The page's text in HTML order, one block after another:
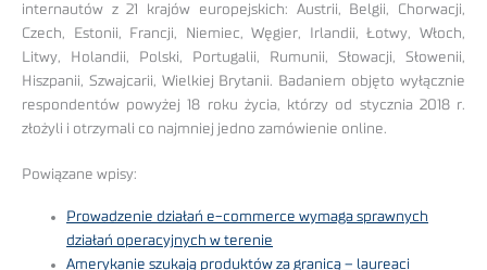
internautów z 21 krajów europejskich: Austrii, Belgii, Chorwacji,
Czech, Estonii, Francji, Niemiec, Węgier, Irlandii, Łotwy, Włoch,
Litwy, Holandii, Polski, Portugalii, Rumunii, Słowacji, Słowenii,
Hiszpanii, Szwajcarii, Wielkiej Brytanii. Badaniem objęto wyłącznie
respondentów powyżej 18 roku życia, którzy od stycznia 2018 r.
złożyli i otrzymali co najmniej jedno zamówienie online.
Powiązane wpisy:
Prowadzenie działań e-commerce wymaga sprawnych
działań operacyjnych w terenie
Amerykanie szukają produktów za granicą – laureaci